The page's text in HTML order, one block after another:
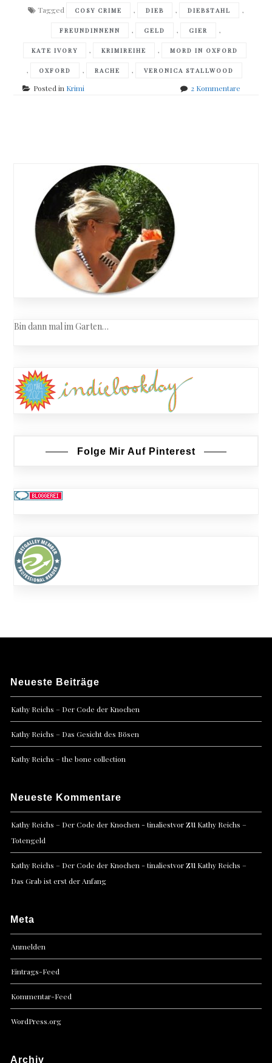
Tagged COSY CRIME , DIEB , DIEBSTAHL ,
FREUNDINNENN , GELD , GIER ,
KATE IVORY , KRIMIREIHE , MORD IN OXFORD
, OXFORD , RACHE , VERONICA STALLWOOD
Posted in Krimi 2 Kommentarezu
navigation
Bin dann mal im Garten…
Folge Mir Auf Pinterest
Neueste Beiträge
Kathy Reichs – Der Code der Knochen
Kathy Reichs – Das Gesicht des Bösen
Kathy Reichs – the bone collection
Neueste Kommentare
Kathy Reichs – Der Code der Knochen - tinaliestvorzu Kathy Reichs –
Totengeld
Kathy Reichs – Der Code der Knochen - tinaliestvorzu Kathy Reichs –
Das Grab ist erst der Anfang
Meta
Anmelden
Eintrags-Feed
Kommentar-Feed
WordPress.org
Archiv